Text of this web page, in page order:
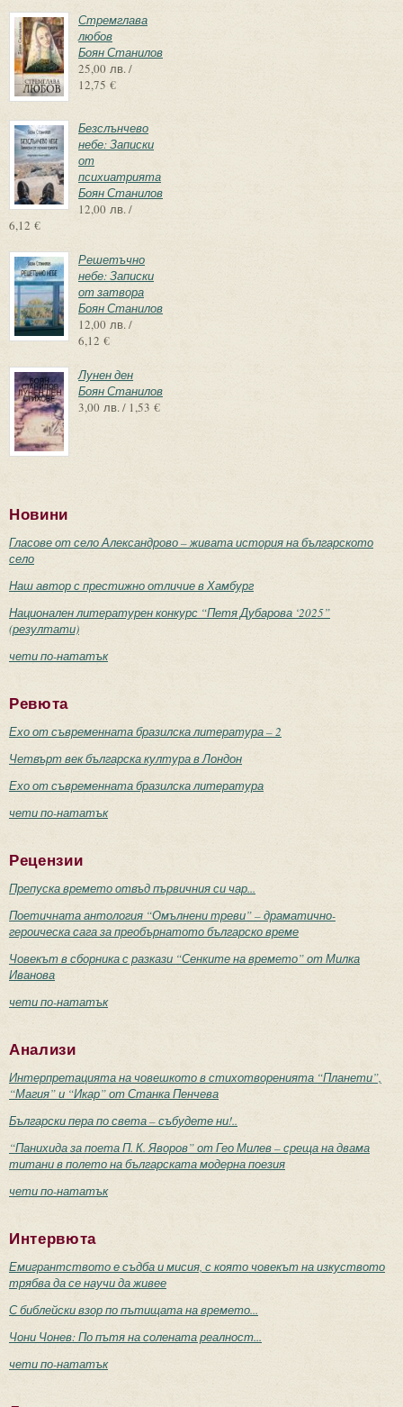
Стремглава
любов
Боян Станилов
25,00 лв. /
12,75 €
Безслънчево
небе: Записки
от
психиатрията
Боян Станилов
12,00 лв. /
6,12 €
Решетъчно
небе: Записки
от затвора
Боян Станилов
12,00 лв. /
6,12 €
Лунен ден
Боян Станилов
3,00 лв. / 1,53 €
Новини
Гласове от село Александрово – живата история на българското
село
Наш автор с престижно отличие в Хамбург
Национален литературен конкурс “Петя Дубарова ‘2025”
(резултати)
чети по-нататък
Ревюта
Ехо от съвременната бразилска литература – 2
Четвърт век българска култура в Лондон
Ехо от съвременната бразилска литература
чети по-нататък
Рецензии
Препуска времето отвъд първичния си чар...
Поетичната антология “Омълнени треви” – драматично-
героическа сага за преобърнатото българско време
Човекът в сборника с разкази “Сенките на времето” от Милка
Иванова
чети по-нататък
Анализи
Интерпретацията на човешкото в стихотворенията “Планети”,
“Магия” и “Икар” от Станка Пенчева
Български пера по света – събудете ни!..
“Панихида за поета П. К. Яворов” от Гео Милев – среща на двама
титани в полето на българската модерна поезия
чети по-нататък
Интервюта
Емигрантството е съдба и мисия, с която човекът на изкуството
трябва да се научи да живее
С библейски взор по пътищата на времето...
Чони Чонев: По пътя на солената реалност...
чети по-нататък